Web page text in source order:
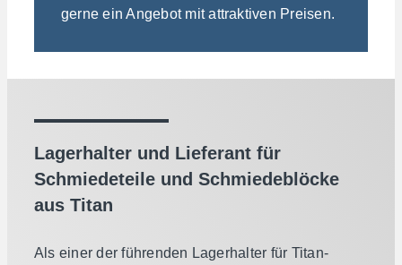
gerne ein Angebot mit attraktiven Preisen.
Lagerhalter und Lieferant für
Schmiedeteile und Schmiedeblöcke
aus Titan
Als einer der führenden Lagerhalter für Titan-